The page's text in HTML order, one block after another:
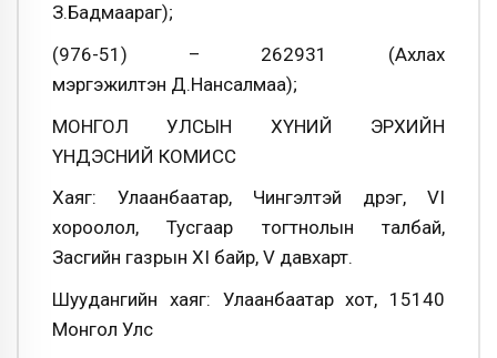
З.Бадмаараг);
(976-51) – 262931 (Ахлах
мэргэжилтэн Д.Нансалмаа);
МОНГОЛ УЛСЫН ХҮНИЙ ЭРХИЙН
ҮНДЭСНИЙ КОМИСС
Хаяг: Улаанбаатар, Чингэлтэй дүүрэг, VI
хороолол, Тусгаар тогтнолын талбай,
Засгийн газрын XI байр, V давхарт.
Шуудангийн хаяг: Улаанбаатар хот, 15140
Монгол Улс